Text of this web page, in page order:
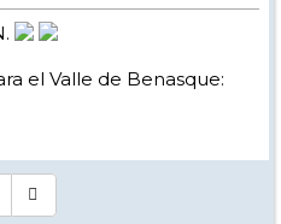
el Valle de Benasque: